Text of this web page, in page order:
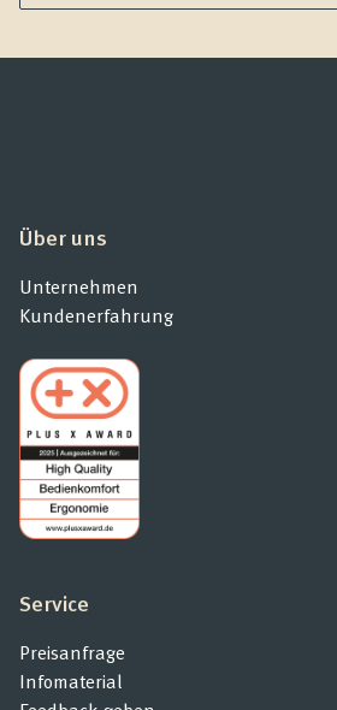
Über uns
Unternehmen
Kundenerfahrung
Service
Preisanfrage
Infomaterial